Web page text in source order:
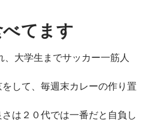
てます
大学生までサッカー一筋人
して、毎週末カレーの作り置
は２０代では一番だと自負し